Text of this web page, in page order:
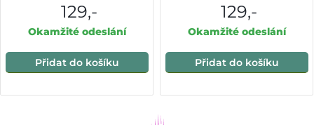
129,-
Okamžité odeslání
Přidat do košíku
129,-
Okamžité odeslání
Přidat do košíku